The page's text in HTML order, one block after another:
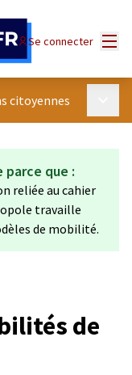
Se connecter
citoyennes
que :
reliée au cahier
travaille
de mobilité.
de